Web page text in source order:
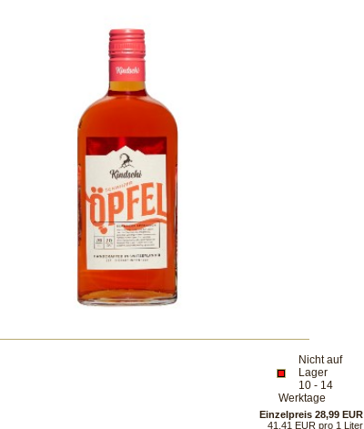
Nicht auf
Lager
10 - 14
Werktage
Einzelpreis 28,99 EUR
41,41 EUR pro 1 Liter